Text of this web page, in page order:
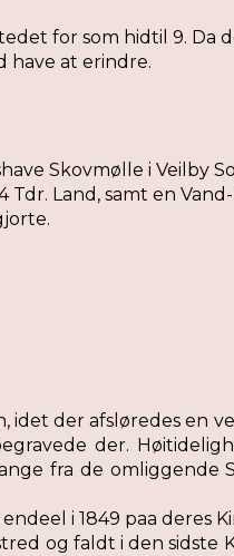
for som hidtil 9. Da
have at erindre.
Skovmølle i Veilby
Land, samt en
idet der afsløredes en
der.
fra de omliggende
i 1849 paa deres
og faldt i den sidste